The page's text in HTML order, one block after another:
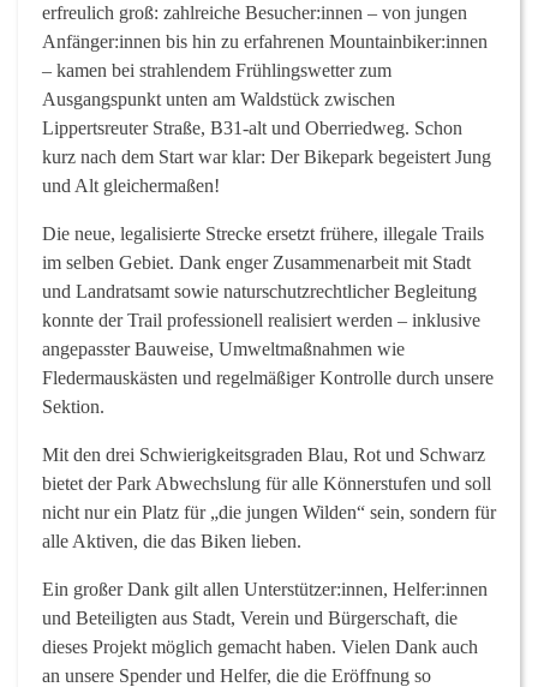
erfreulich groß: zahlreiche Besucher:innen – von jungen
Anfänger:innen bis hin zu erfahrenen Mountainbiker:innen
– kamen bei strahlendem Frühlingswetter zum
Ausgangspunkt unten am Waldstück zwischen
Lippertsreuter Straße, B31-alt und Oberriedweg. Schon
kurz nach dem Start war klar: Der Bikepark begeistert Jung
und Alt gleichermaßen!
Die neue, legalisierte Strecke ersetzt frühere, illegale Trails
im selben Gebiet. Dank enger Zusammenarbeit mit Stadt
und Landratsamt sowie naturschutzrechtlicher Begleitung
konnte der Trail professionell realisiert werden – inklusive
angepasster Bauweise, Umweltmaßnahmen wie
Fledermauskästen und regelmäßiger Kontrolle durch unsere
Sektion.
Mit den drei Schwierigkeitsgraden Blau, Rot und Schwarz
bietet der Park Abwechslung für alle Könnerstufen und soll
nicht nur ein Platz für „die jungen Wilden“ sein, sondern für
alle Aktiven, die das Biken lieben.
Ein großer Dank gilt allen Unterstützer:innen, Helfer:innen
und Beteiligten aus Stadt, Verein und Bürgerschaft, die
dieses Projekt möglich gemacht haben. Vielen Dank auch
an unsere Spender und Helfer, die die Eröffnung so